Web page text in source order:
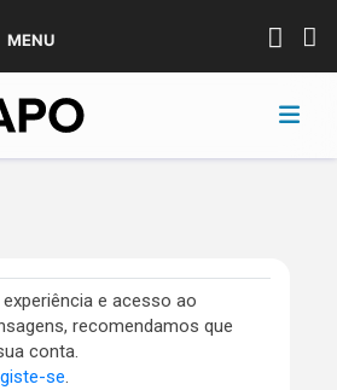
MENU
e acesso ao
recomendamos que
conta.
se.